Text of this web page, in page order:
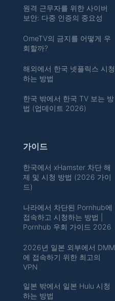
원격 근무자를 위한 사이버
보안: 다중 인증의 중요성
OmeTV의 금지를 어떻게 우
회할까?
해외에서 한국 넷플릭스 시청
하는 방법
한국 밖에서 한국 TV 보는 방
법 (업데이트 2026)
가이드
한국에서 xHamster 차단 해
제 및 시청 방법 (2026 가이
드)
나라에서 차단된 Pornhub에
접속하고 시청하는 방법 |
Pornhub 우회 가이드 2026
2026년 일본 외부에서 DMM
에 접속하기 위한 최고의
VPN
일본 밖에서 일본 Hulu 시청
하는 방법